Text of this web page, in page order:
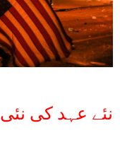
نئے عہد کی نئی